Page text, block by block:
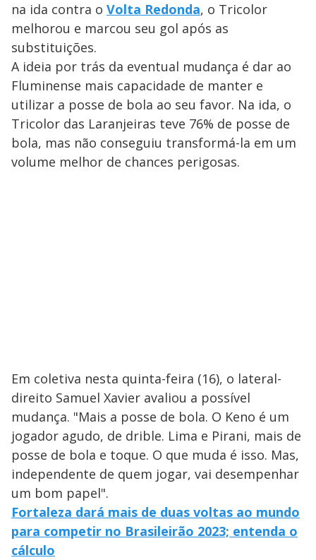
na ida contra o Volta Redonda, o Tricolor
melhorou e marcou seu gol após as
substituições.
A ideia por trás da eventual mudança é dar ao
Fluminense mais capacidade de manter e
utilizar a posse de bola ao seu favor. Na ida, o
Tricolor das Laranjeiras teve 76% de posse de
bola, mas não conseguiu transformá-la em um
volume melhor de chances perigosas.
Em coletiva nesta quinta-feira (16), o lateral-
direito Samuel Xavier avaliou a possível
mudança. "Mais a posse de bola. O Keno é um
jogador agudo, de drible. Lima e Pirani, mais de
posse de bola e toque. O que muda é isso. Mas,
independente de quem jogar, vai desempenhar
um bom papel".
Fortaleza dará mais de duas voltas ao mundo
para competir no Brasileirão 2023; entenda o
cálculo